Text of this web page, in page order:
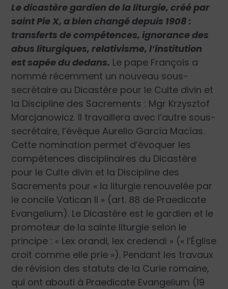
Le dicastère gardien de la liturgie, créé par
saint Pie X, a bien changé depuis 1908 :
transferts de compétences, ignorance des
abus liturgiques, relativisme, l’institution
est sapée du dedans. Le pape François a
nommé récemment un nouveau sous-
secrétaire au Dicastère pour le Culte divin et
la Discipline des Sacrements : Mgr Krzysztof
Marcjanowicz. Il travaillera avec l’autre sous-
secrétaire, l’évêque Aurelio García Macías.
Cette nomination permet d’évoquer les
compétences disciplinaires du Dicastère
pour le Culte divin et la Discipline des
Sacrements pour « la liturgie renouvelée par
le concile Vatican II » (art. 88 de Praedicate
Evangelium). Le Dicastère est le gardien et le
promoteur de la sainte liturgie selon le
principe : « Lex orandi, lex credendi » (« l’Église
croit comme elle prie »). Pendant les travaux
de révision des statuts de la Curie romaine,
qui ont abouti à Praedicate Evangelium (19